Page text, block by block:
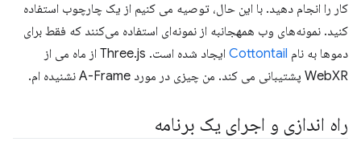
کار را انجام دهید. با این حال، توصیه می کنیم از یک چارچوب استفاده
کنید. نمونه‌های وب همهجانبه از نمونه‌ای استفاده می‌کنند که فقط برای
دموها به نام Cottontail
ایجاد شده است. Three.js از ماه می از
WebXR پشتیبانی می کند. من چیزی در مورد A-Frame نشنیده ام.
راه اندازی و اجرای یک برنامه